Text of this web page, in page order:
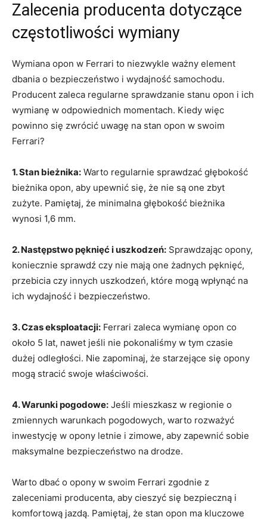
Zalecenia producenta⁢ dotyczące
częstotliwości wymiany
Wymiana opon w Ferrari to ​niezwykle ważny element
⁢dbania o bezpieczeństwo i wydajność samochodu.
Producent zaleca⁣ regularne sprawdzanie stanu opon i ich
wymianę w odpowiednich momentach. Kiedy więc
powinno się zwrócić uwagę‌ na ‌stan ⁣opon w swoim
Ferrari?
1. Stan bieżnika: Warto regularnie sprawdzać głębokość
bieżnika opon, aby upewnić się, że nie są one zbyt
zużyte. Pamiętaj, że minimalna głębokość bieżnika
wynosi 1,6 mm.
2. Następstwo pęknięć i uszkodzeń: Sprawdzając opony,
koniecznie sprawdź czy ‌nie mają one żadnych pęknięć,
przebicia czy innych uszkodzeń, które mogą wpłynąć na
⁢ich wydajność i bezpieczeństwo.
3. Czas eksploatacji: Ferrari zaleca wymianę opon ⁣co
około​ 5 lat, nawet jeśli ⁢nie pokonaliśmy w ‌tym czasie
dużej odległości. Nie zapominaj,⁤ że starzejące się opony
mogą​ stracić swoje właściwości.
4. Warunki pogodowe: Jeśli mieszkasz w regionie o
zmiennych warunkach pogodowych, ⁤warto rozważyć
inwestycję w opony letnie i zimowe, aby zapewnić sobie
maksymalne bezpieczeństwo ⁣na ‌drodze.
Warto dbać ⁣o opony w swoim Ferrari zgodnie z
zaleceniami producenta, aby cieszyć się bezpieczną i‍
komfortową jazdą. Pamiętaj,⁢ że stan opon ma kluczowe